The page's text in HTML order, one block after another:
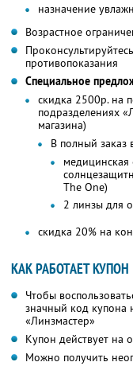
назначение
Возрастное
противопоказания
Специальное
скидка 2500р. на
подразделениях
магазина)
В полный заказ
медицинская
The One)
2 линзы для
скидка 20% на
КАК РАБОТАЕТ КУПОН
Чтобы
значный код купона
«Линзмастер»
Купон действует на
Можно получить